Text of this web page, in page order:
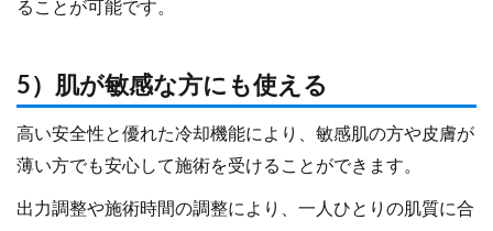
ることが可能です。
5）肌が敏感な方にも使える
高い安全性と優れた冷却機能により、敏感肌の方や皮膚が
薄い方でも安心して施術を受けることができます。
出力調整や施術時間の調整により、一人ひとりの肌質に合